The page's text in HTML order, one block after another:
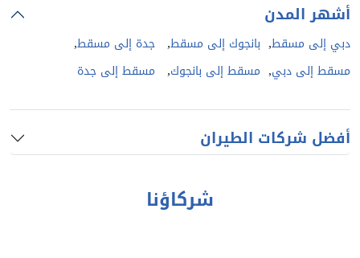
أشهر المدن
دبي إلى مسقط, بانجوك إلى مسقط, جدة إلى مسقط,
مسقط إلى دبي, مسقط إلى بانجوك, مسقط إلى جدة
أفضل شركات الطيران
شركاؤنا